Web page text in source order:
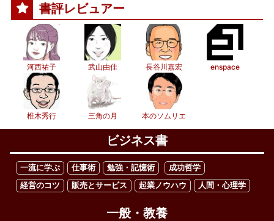
書評レビュアー
河西祐子 武山由佳 長谷川嘉宏 enspace
椎木秀行 三角の月 本のソムリエ
ビジネス書
一流に学ぶ 仕事術 勉強・記憶術
成功哲学
経営のコツ
販売とサービス 起業ノウハウ 人間・心理学
一般・教養